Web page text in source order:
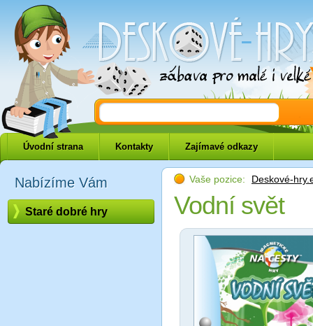
Deskové-hry.eu
Úvodní strana Kontakty Zajímavé odkazy
Nabízíme Vám
Staré dobré hry
Vaše pozice: Deskové-
Vodní svět